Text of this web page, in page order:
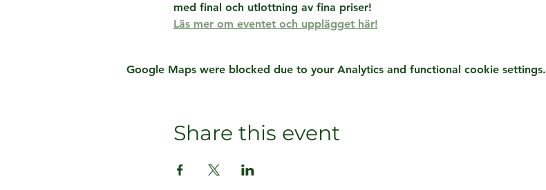
med final och utlottning av fina priser!
Läs mer om eventet och upplägget här!
Google Maps were blocked due to your Analytics and functional cookie settings.
Share this event